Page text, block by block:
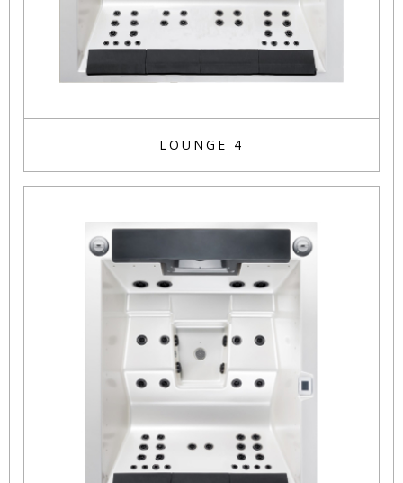
LOUNGE 4